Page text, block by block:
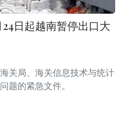
日起越南暂停出口大
关局、海关信息技术与统计
题的紧急文件。